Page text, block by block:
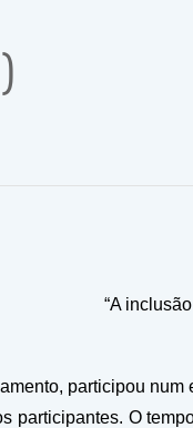
“A
participou
O